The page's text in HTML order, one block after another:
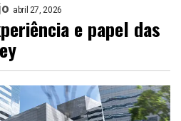
abril 27, 2026
e papel das